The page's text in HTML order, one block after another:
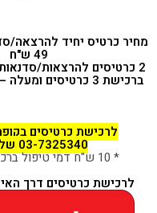
מחיר כרטיס יחיד להרצאה/
49 ש"ח
2 כרטיסים להרצאות/סדנאות בישול – 90 ש"ח
ברכישת 3 כרטיסים ומעלה – 40 ש"ח לכרטיס
לרכישת כרטיסים
03-7325340 שלוחה 2
* 10 ש"ח דמי טיפול ברכישה טלפונית
לרכישת כרטיסים דרך